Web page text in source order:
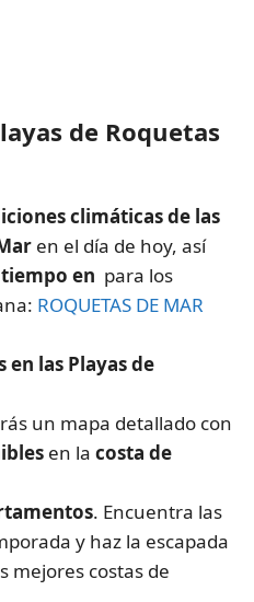
de Roquetas
climáticas de las
en el día de hoy, así
en para los
ROQUETAS DE MAR
las Playas de
un mapa detallado con
en la costa de
. Encuentra las
y haz la escapada
mejores costas de